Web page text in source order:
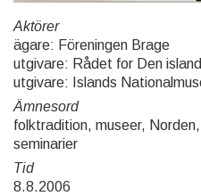
Aktörer
ägare: Föreningen Brage
utgivare: Rådet for Den
utgivare: Islands
Ämnesord
folktradition, museer,
seminarier
Tid
8.8.2006